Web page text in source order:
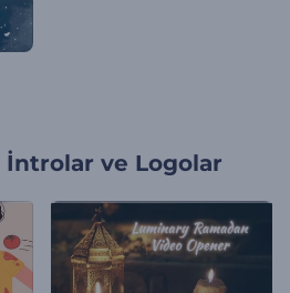
İntrolar ve Logolar